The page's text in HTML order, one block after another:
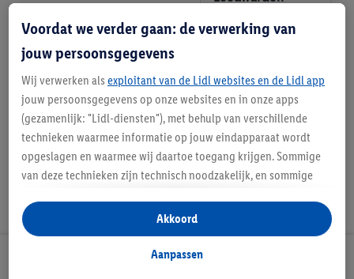
Informatie
Favoriete
winkel
Lidl Nieuwsbrief
Voordat we verder gaan: de verwerking van
jouw persoonsgegevens
Wij verwerken als exploitant van de Lidl websites en de Lidl app
jouw persoonsgegevens op onze websites en in onze apps
(gezamenlijk: "Lidl-diensten"), met behulp van verschillende
technieken waarmee informatie op jouw eindapparaat wordt
opgeslagen en waarmee wij daartoe toegang krijgen. Sommige
van deze technieken zijn technisch noodzakelijk, en sommige
opslaan van voorkeursinstellingen, het verzamelen en
analyseren van statistieken of voor het tonen van
gepersonaliseerde reclame binnen en buiten de Lidl-diensten.
Aanpassen
Akkoord